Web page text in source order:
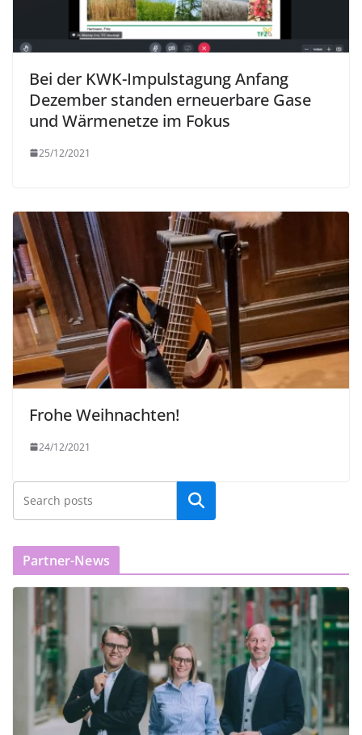
Bei der KWK-Impulstagung Anfang
Dezember standen erneuerbare Gase
und Wärmenetze im Fokus
25/12/2021
Frohe Weihnachten!
24/12/2021
Partner-News